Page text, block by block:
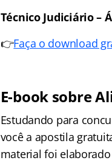
Técnico Judiciário –
👉Faça o download
E-book sobre
Estudando para
você a apostila
material foi